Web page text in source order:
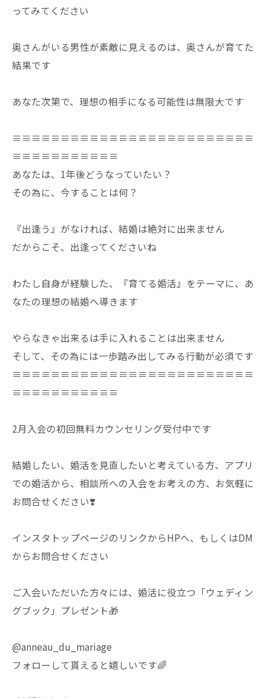
ってみてください
奥さんがいる男性が素敵に見えるのは、奥さんが育てた
結果です
あなた次第で、理想の相手になる可能性は無限大です
≡≡≡≡≡≡≡≡≡≡≡≡≡≡≡≡≡≡≡≡≡≡≡≡≡
≡≡≡≡≡≡≡≡≡≡≡
あなたは、1年後どうなっていたい？
その為に、今することは何？
『出逢う』がなければ、結婚は絶対に出来ません
だからこそ、出逢ってくださいね
わたし自身が経験した、『育てる婚活』をテーマに、あ
なたの理想の結婚へ導きます
やらなきゃ出来るは手に入れることは出来ません
そして、その為には一歩踏み出してみる行動が必須です
≡≡≡≡≡≡≡≡≡≡≡≡≡≡≡≡≡≡≡≡≡≡≡≡≡
≡≡≡≡≡≡≡≡≡≡≡
2月入会の初回無料カウンセリング受付中です
結婚したい、婚活を見直したいと考えている方、アプリ
での婚活から、相談所への入会をお考えの方、お気軽に
お問合せください❣️
インスタトップページのリンクからHPへ、もしくはDM
からお問合せください
ご入会いただいた方々には、婚活に役立つ「ウェディン
グブック」プレゼント🎁
@anneau_du_mariage
フォローして貰えると嬉しいです🌈